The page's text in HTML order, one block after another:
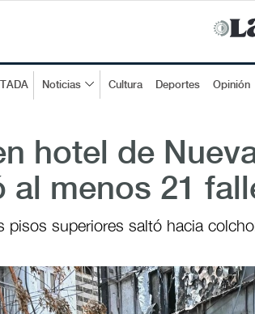
Noticias Cultura Deportes Opinión
hotel de
al menos 21
pisos superiores saltó hacia